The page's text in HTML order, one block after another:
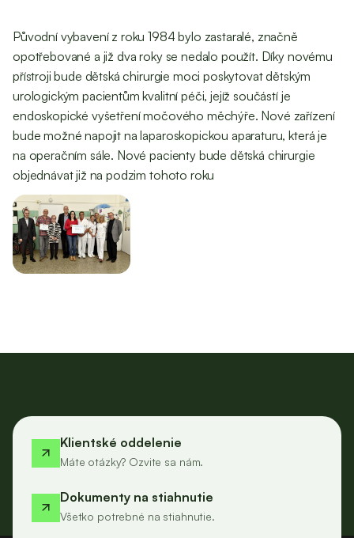
Původní vybavení z roku 1984 bylo zastaralé, značně
opotřebované a již dva roky se nedalo použít. Díky novému
přístroji bude dětská chirurgie moci poskytovat dětským
urologickým pacientům kvalitní péči, jejíž součástí je
endoskopické vyšetření močového měchýře. Nové zařízení
bude možné napojit na laparoskopickou aparaturu, která je
na operačním sále. Nové pacienty bude dětská chirurgie
objednávat již na podzim tohoto roku
Klientské oddelenie
Máte otázky? Ozvite sa nám.
Dokumenty na stiahnutie
Všetko potrebné na stiahnutie.